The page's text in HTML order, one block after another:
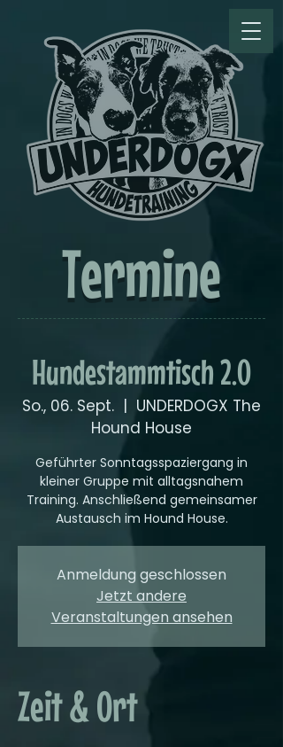
Termine
Hundestammtisch 2.0
So., 06. Sept.
  |
UNDERDOGX The
Hound House
Geführter Sonntagsspaziergang in
kleiner Gruppe mit alltagsnahem
Training. Anschließend gemeinsamer
Austausch im Hound House.
Anmeldung geschlossen
Jetzt andere
Veranstaltungen ansehen
Zeit & Ort